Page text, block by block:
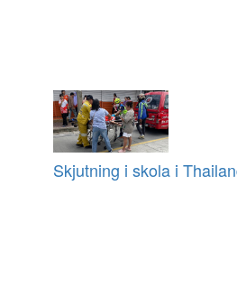
Skjutning i skola i